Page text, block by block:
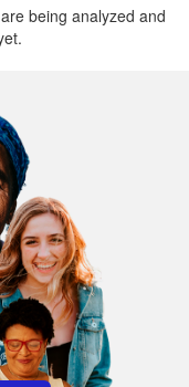
being analyzed and